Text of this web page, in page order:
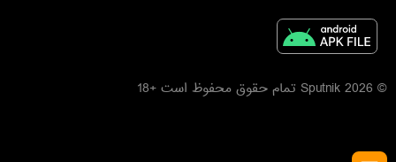
© 2026 Sputnik تمام حقوق محفوظ است +18